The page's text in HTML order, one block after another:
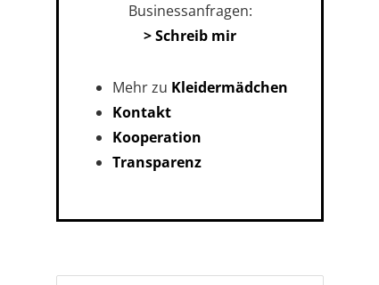
Businessanfragen:
> Schreib mir
Mehr zu Kleidermädchen
Kontakt
Kooperation
Transparenz